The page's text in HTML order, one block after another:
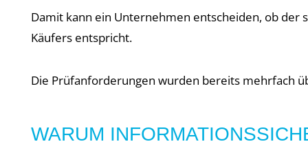
Damit kann ein Unternehmen entscheiden, ob
Käufers entspricht.
Die Prüfanforderungen wurden bereits mehrfach
WARUM